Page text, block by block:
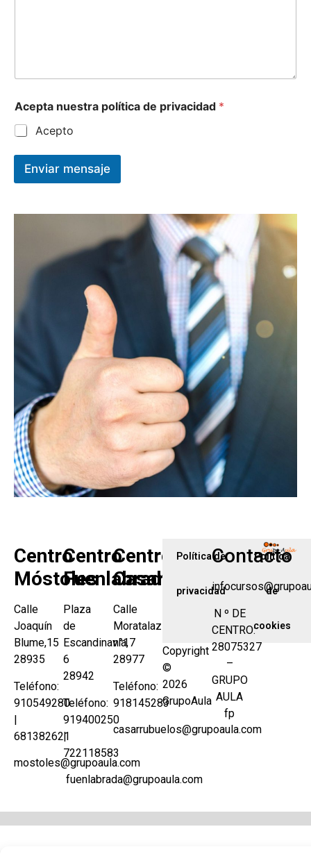
Acepta nuestra política de privacidad *
Acepto
Enviar mensaje
Centro
Móstoles
Calle
Joaquín
Blume,15
28935
Teléfono:
910549280
|
681382621
mostoles@grupoaula.com
Centro
Fuenlabrada
Plaza
de
Escandinavia,
6
28942
Teléfono:
919400250
|
722118583
fuenlabrada@grupoaula.com
Centro
Casarrubuelos
Calle
Moratalaz
n°17
28977
Teléfono:
918145283
casarrubuelos@grupoaula.com
Política de
privacidad
Política
de
cookies
Copyright
©
2026
GrupoAula
Contacto
N º DE
CENTRO:
28075327
–
GRUPO
AULA
fp